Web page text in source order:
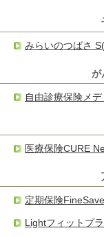
みらいのつばさ
が
自由診療保険メ
医療保険CURE
定期保険
Lightフィットプ